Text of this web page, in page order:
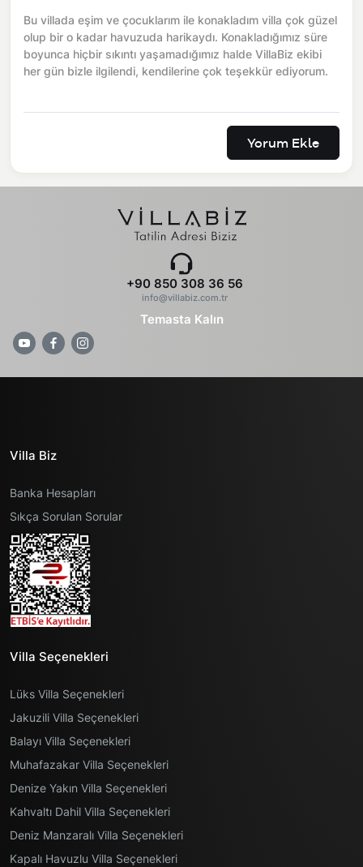
Bu villada eşim ve çocuklarım ile konakladım villa çok güzel
olup bir o kadar havuzuda harikaydı. Konakladığımız süre
boyunca hiçbir sıkıntı yaşamadığımız halde VillaBiz ekibi
her gün bizle ilgilendi, kendilerine çok teşekkür ediyorum.
Yorum Ekle
+90 850 308 36 56
info@villabiz.com.tr
Temasta Kalın
Villa Biz
Banka Hesapları
Sıkça Sorulan Sorular
Villa Seçenekleri
Lüks Villa Seçenekleri
Jakuzili Villa Seçenekleri
Balayı Villa Seçenekleri
Muhafazakar Villa Seçenekleri
Denize Yakın Villa Seçenekleri
Kahvaltı Dahil Villa Seçenekleri
Deniz Manzaralı Villa Seçenekleri
Kapalı Havuzlu Villa Seçenekleri